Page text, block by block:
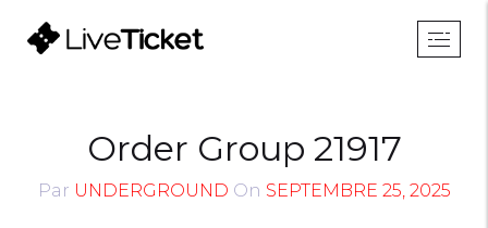
Order Group 21917
Par UNDERGROUND On SEPTEMBRE 25, 2025